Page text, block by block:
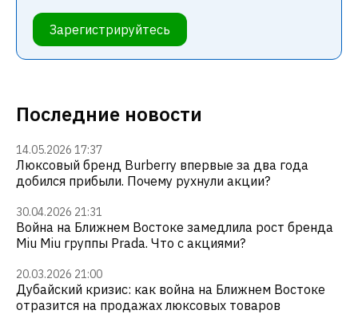
Последние новости
14.05.2026 17:37
Люксовый бренд Burberry впервые за два года
добился прибыли. Почему рухнули акции?
30.04.2026 21:31
Война на Ближнем Востоке замедлила рост бренда
Miu Miu группы Prada. Что с акциями?
20.03.2026 21:00
Дубайский кризис: как война на Ближнем Востоке
отразится на продажах люксовых товаров
Зарегистрируйтесь